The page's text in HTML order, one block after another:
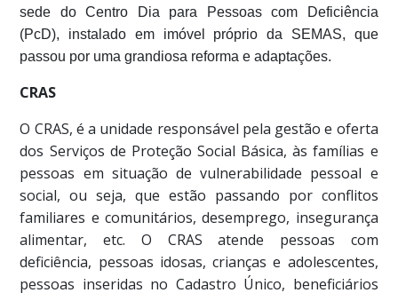
sede do Centro Dia para Pessoas com Deficiência
(PcD), instalado em imóvel próprio da SEMAS, que
passou por uma grandiosa reforma e adaptações.
CRAS
O CRAS, é a unidade responsável pela gestão e oferta
dos Serviços de Proteção Social Básica, às famílias e
pessoas em situação de vulnerabilidade pessoal e
social, ou seja, que estão passando por conflitos
familiares e comunitários, desemprego, insegurança
alimentar, etc. O CRAS atende pessoas com
deficiência, pessoas idosas, crianças e adolescentes,
pessoas inseridas no Cadastro Único, beneficiários